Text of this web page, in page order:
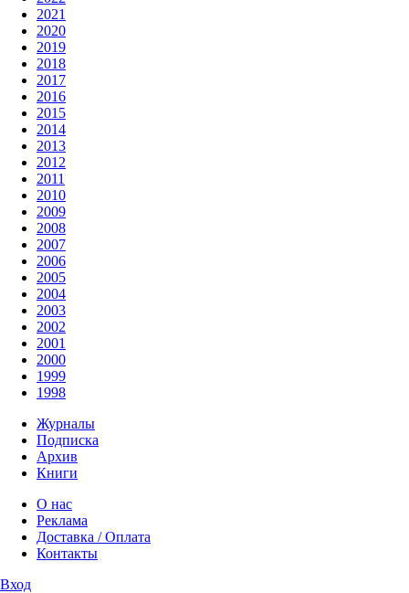
2021
2020
2019
2018
2017
2016
2015
2014
2013
2012
2011
2010
2009
2008
2007
2006
2005
2004
2003
2002
2001
2000
1999
1998
Журналы
Подписка
Архив
Книги
О нас
Реклама
Доставка / Оплата
Контакты
Вход